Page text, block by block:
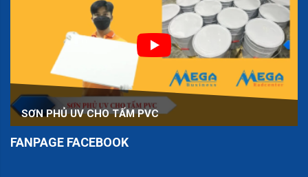
SƠN PHỦ UV CHO TẤM PVC
FANPAGE FACEBOOK